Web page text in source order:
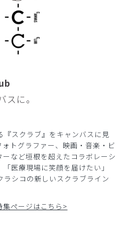
に。
『スクラブ』をキャンバスに見
トグラファー、映画・音楽・ビ
ーなど垣根を超えたコラボレーシ
医療現場に笑顔を届けたい」
ラシコの新しいスクラブライン
ページはこちら>